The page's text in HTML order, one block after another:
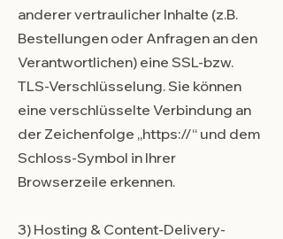
anderer vertraulicher Inhalte (z.B.
Bestellungen oder Anfragen an den
Verantwortlichen) eine SSL-bzw.
TLS-Verschlüsselung. Sie können
eine verschlüsselte Verbindung an
der Zeichenfolge „https://“ und dem
Schloss-Symbol in Ihrer
Browserzeile erkennen.
3) Hosting & Content-Delivery-